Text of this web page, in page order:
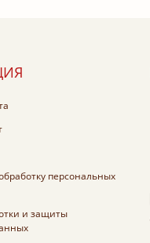
персональных
и защиты